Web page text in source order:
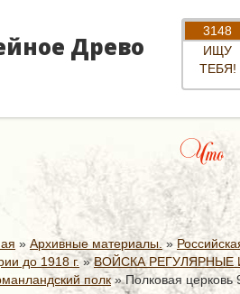
Древо
3148
ИЩУ
ТЕБЯ!
Что
» Архивные материалы. »
до 1918 г.»ВОЙСКА РЕГУЛЯРНЫЕ
полк»Полковая церковь